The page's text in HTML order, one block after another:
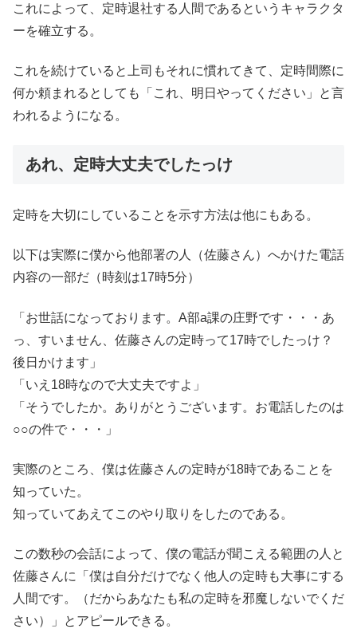
これによって、定時退社する人間であるというキャラクタ
ーを確立する。
これを続けていると上司もそれに慣れてきて、定時間際に
何か頼まれるとしても「これ、明日やってください」と言
われるようになる。
あれ、定時大丈夫でしたっけ
定時を大切にしていることを示す方法は他にもある。
以下は実際に僕から他部署の人（佐藤さん）へかけた電話
内容の一部だ（時刻は17時5分）
「お世話になっております。A部a課の庄野です・・・あ
っ、すいません、佐藤さんの定時って17時でしたっけ？
後日かけます」
「いえ18時なので大丈夫ですよ」
「そうでしたか。ありがとうございます。お電話したのは
○○の件で・・・」
実際のところ、僕は佐藤さんの定時が18時であることを
知っていた。
知っていてあえてこのやり取りをしたのである。
この数秒の会話によって、僕の電話が聞こえる範囲の人と
佐藤さんに「僕は自分だけでなく他人の定時も大事にする
人間です。（だからあなたも私の定時を邪魔しないでくだ
さい）」とアピールできる。